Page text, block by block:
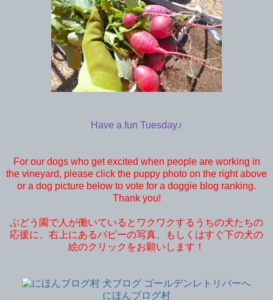
Have a fun Tuesday♪
For our dogs who get excited when people are working in
the vineyard, please click the puppy photo on the right above
or a dog picture below to vote for a doggie blog ranking.
Thank you!
ぶどう園で人が働いているとワクワクするうちの犬たちの
応援に、右上にあるパピーの写真、もしくはすぐ下の犬の
絵のクリックをお願いします！
にほんブログ村